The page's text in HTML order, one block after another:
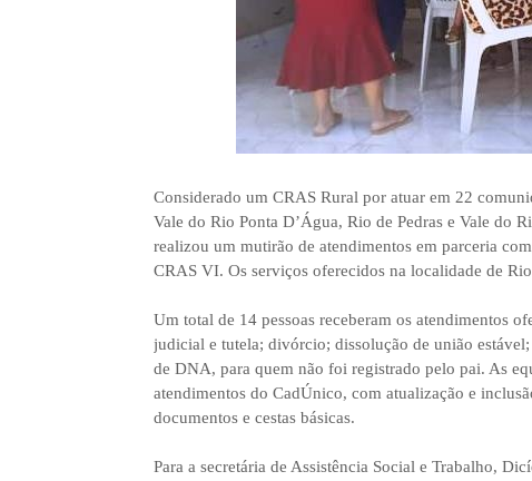
Considerado um CRAS Rural por atuar em 22
Vale do Rio Ponta D’Água, Rio de Pedras e Vale do
realizou um mutirão de atendimentos em parceria
CRAS VI. Os serviços oferecidos na localidade de
Um total de 14 pessoas receberam os atendimentos
judicial e tutela; divórcio; dissolução de união
de DNA, para quem não foi registrado pelo pai. As
atendimentos do CadÚnico, com atualização e
documentos e cestas básicas.
Para a secretária de Assistência Social e Trabalho,